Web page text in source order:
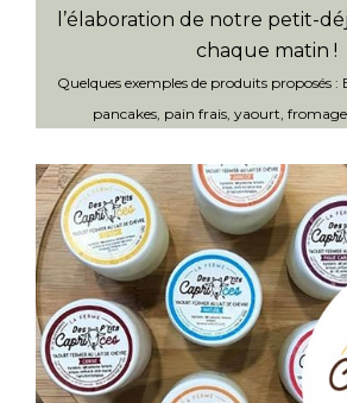
l’élaboration de notre petit-
chaque matin !
Quelques exemples de produits proposés :
pancakes, pain frais, yaourt,